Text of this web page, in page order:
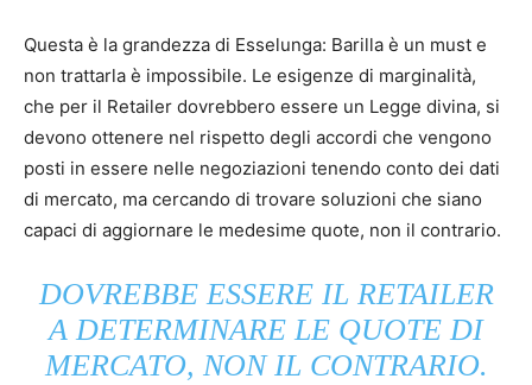
Questa è la grandezza di Esselunga: Barilla è un must e
non trattarla è impossibile. Le esigenze di marginalità,
che per il Retailer dovrebbero essere un Legge divina, si
devono ottenere nel rispetto degli accordi che vengono
posti in essere nelle negoziazioni tenendo conto dei dati
di mercato, ma cercando di trovare soluzioni che siano
capaci di aggiornare le medesime quote, non il contrario.
DOVREBBE ESSERE IL RETAILER
A DETERMINARE LE QUOTE DI
MERCATO, NON IL CONTRARIO.